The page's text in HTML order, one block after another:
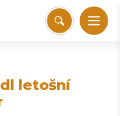
letošní